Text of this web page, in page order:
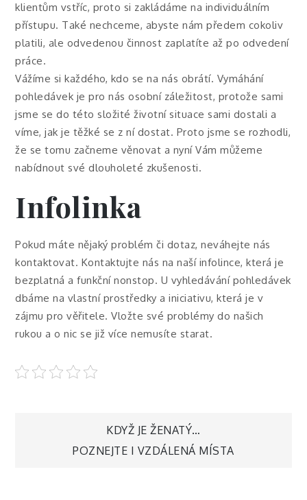
klientům vstříc, proto si zakládáme na individuálním
přístupu. Také nechceme, abyste nám předem cokoliv
platili, ale odvedenou činnost zaplatíte až po odvedení
práce.
Vážíme si každého, kdo se na nás obrátí. Vymáhání
pohledávek je pro nás osobní záležitost, protože sami
jsme se do této složité životní situace sami dostali a
víme, jak je těžké se z ní dostat. Proto jsme se rozhodli,
že se tomu začneme věnovat a nyní Vám můžeme
nabídnout své dlouholeté zkušenosti.
Infolinka
Pokud máte nějaký problém či dotaz, neváhejte nás
kontaktovat. Kontaktujte nás na naší infolince, která je
bezplatná a funkční nonstop. U vyhledávání pohledávek
dbáme na vlastní prostředky a iniciativu, která je v
zájmu pro věřitele. Vložte své problémy do našich
rukou a o nic se již více nemusíte starat.
NavigaceKDYŽ JE ŽENATÝ…
POZNEJTE I VZDÁLENÁ MÍSTA